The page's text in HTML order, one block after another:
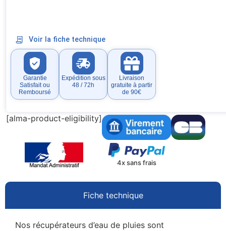
Voir la fiche technique
Garantie
Satisfait ou
Remboursé
Expédition sous
48 / 72h
Livraison
gratuite à partir
de 90€
[alma-product-eligibility]
4x sans frais
Fiche technique
Nos récupérateurs d’eau de pluies sont